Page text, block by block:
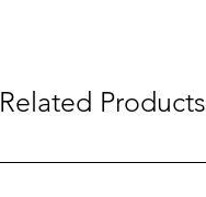
Related Products